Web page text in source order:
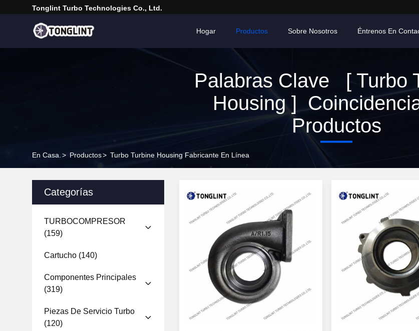
Tonglint Turbo Technologies Co., Ltd.
Hogar Productos Sobre Nosotros Éntrenos En
Palabras Clave [ Turbo
Housing ]
Productos
En Casa. > Productos> Turbo Turbine Housing Fabricante En Línea
Categorías
TURBOCOMPRESOR
(159)
Cartucho (140)
Componentes Principales
(319)
Piezas De Servicio Turbo
(120)